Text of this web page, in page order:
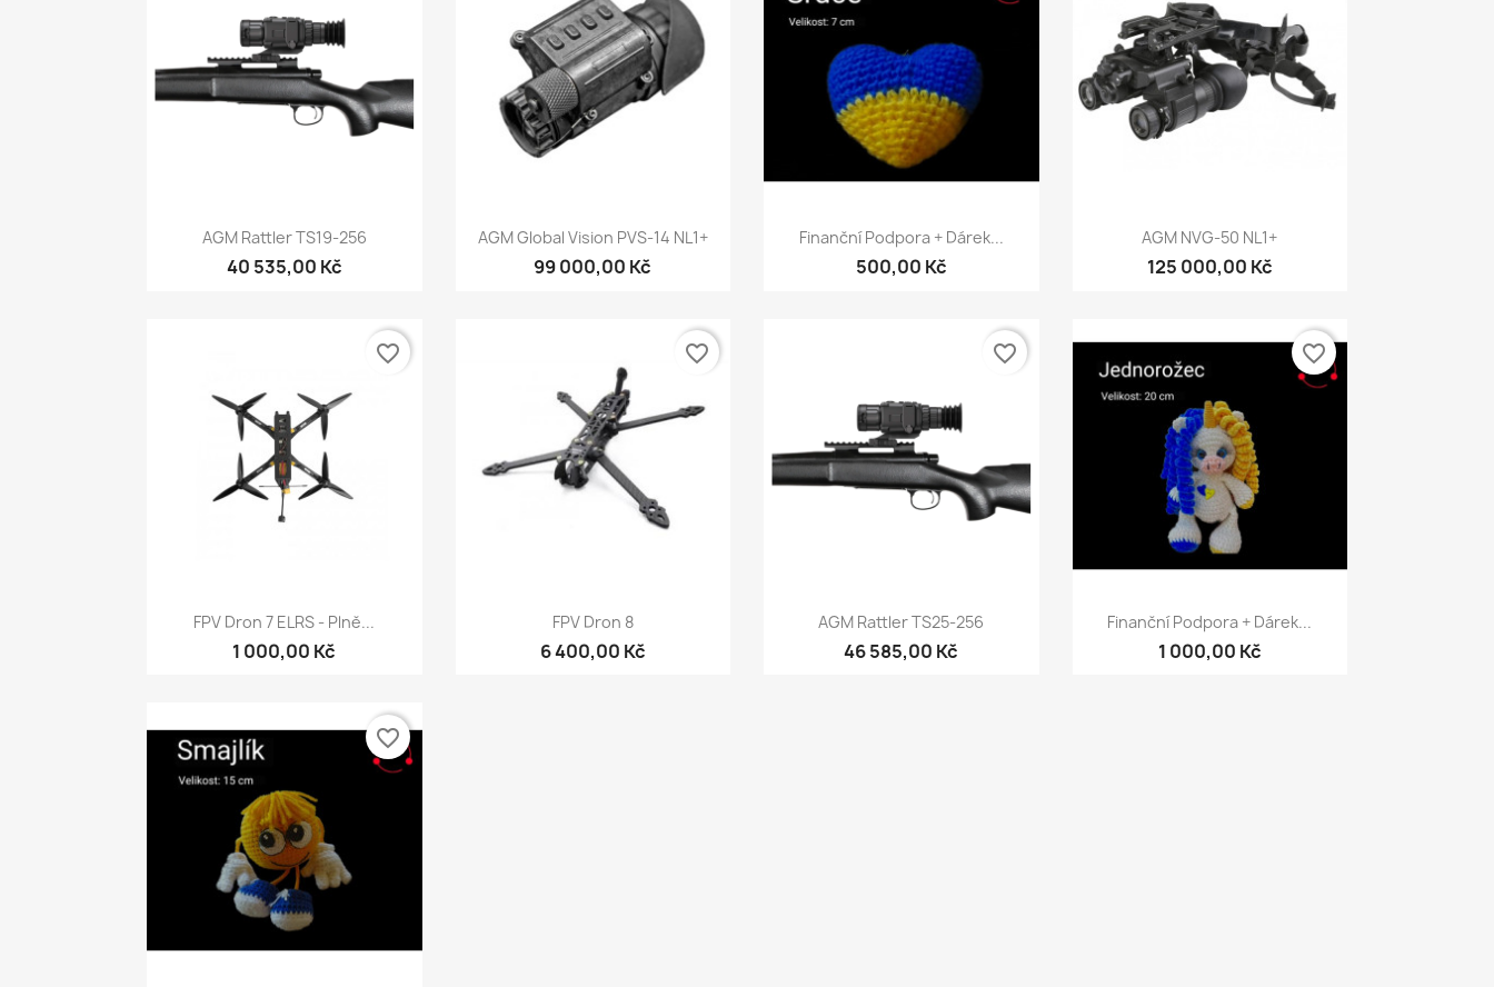
Rychlý náhled
AGM Rattler TS19-256
40 535,00 Kč
Rychlý náhled
AGM Global Vision PVS-14 NL1+
99 000,00 Kč
Rychlý náhled
Finanční Podpora + Dárek...
500,00 Kč
Rychlý náhled
AGM NVG-50 NL1+
125 000,00 Kč
Rychlý náhled
FPV Dron 7 ELRS - Plně...
1 000,00 Kč
favorite_border
Rychlý náhled
FPV Dron 8
6 400,00 Kč
favorite_border
Rychlý náhled
AGM Rattler TS25-256
46 585,00 Kč
favorite_border
Rychlý náhled
Finanční Podpora + Dárek...
1 000,00 Kč
favorite_border
favorite_border